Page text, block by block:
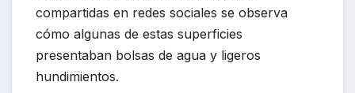
compartidas en redes sociales se observa
cómo algunas de estas superficies
presentaban bolsas de agua y ligeros
hundimientos.